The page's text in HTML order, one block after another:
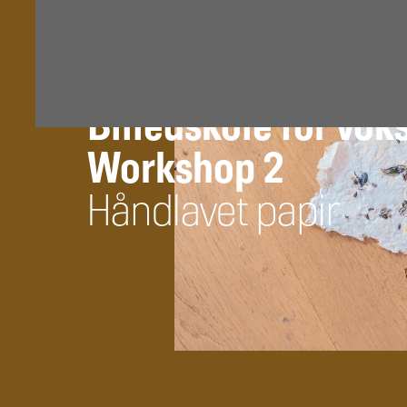
Billedskole for
Workshop 2
Håndlavet papir